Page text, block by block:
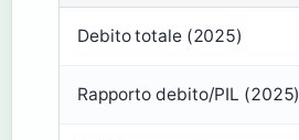
Debito totale (2025)
Rapporto debito/PIL (2025)